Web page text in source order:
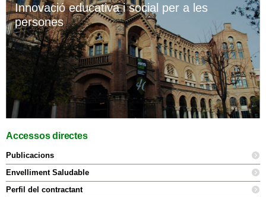
Innovació educativa i social per a les
persones
Accessos directes
Publicacions
Envelliment Saludable
Perfil del contractant